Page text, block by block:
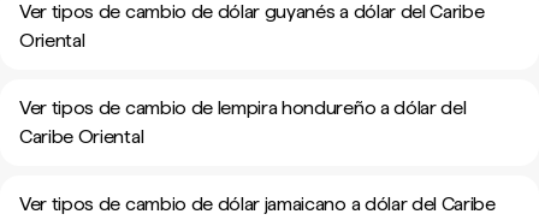
Ver tipos de cambio de dólar guyanés a dólar del Caribe
Oriental
Ver tipos de cambio de lempira hondureño a dólar del
Caribe Oriental
Ver tipos de cambio de dólar jamaicano a dólar del Caribe